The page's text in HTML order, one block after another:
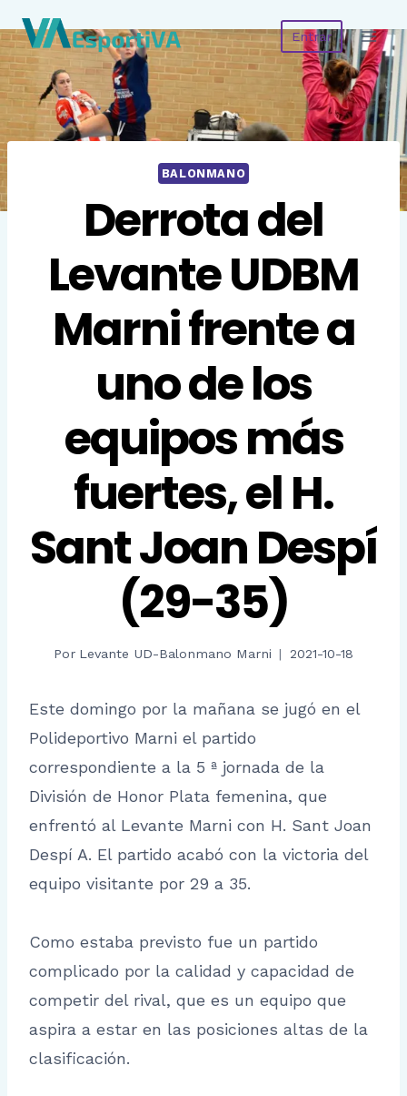
al
contenido
Entrar
BALONMANO
Derrota del
Levante UDBM
Marni frente a
uno de los
equipos más
fuertes, el H.
Sant Joan Despí
(29-35)
Por Levante UD-Balonmano Marni 2021-10-18
Este domingo por la mañana se jugó en el
Polideportivo Marni el partido
correspondiente a la 5 ª jornada de la
División de Honor Plata femenina, que
enfrentó al Levante Marni con H. Sant Joan
Despí A. El partido acabó con la victoria del
equipo visitante por 29 a 35.
Como estaba previsto fue un partido
complicado por la calidad y capacidad de
competir del rival, que es un equipo que
aspira a estar en las posiciones altas de la
clasificación.